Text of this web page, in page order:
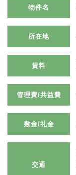
物件名
所在地
賃料
管理費/共益費
敷金/礼金
交通